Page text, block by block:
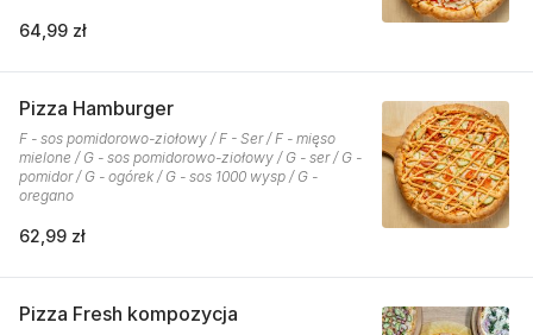
64,99 zł
Pizza Hamburger
F - sos pomidorowo-ziołowy / F - Ser / F - mięso
mielone / G - sos pomidorowo-ziołowy / G - ser / G -
pomidor / G - ogórek / G - sos 1000 wysp / G -
oregano
62,99 zł
Pizza Fresh kompozycja